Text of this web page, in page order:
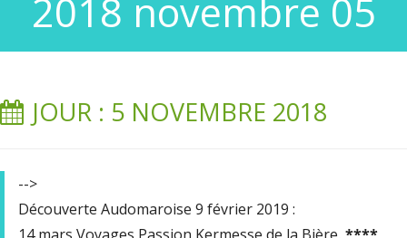
2018 novembre 05
JOUR : 5 NOVEMBRE 2018
-->
Découverte Audomaroise 9 février 2019 :